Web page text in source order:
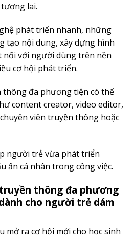
lai.
phát triển nhanh, những
tạo nội dung, xây dựng hình
với người dùng trên nền
cơ hội phát triển.
thông đa phương tiện có thể
content creator, video editor,
viên truyền thông hoặc
người trẻ vừa phát triển
ấn cá nhân trong công việc.
thông đa phương
cho người trẻ dám
mở ra cơ hội mới cho học sinh